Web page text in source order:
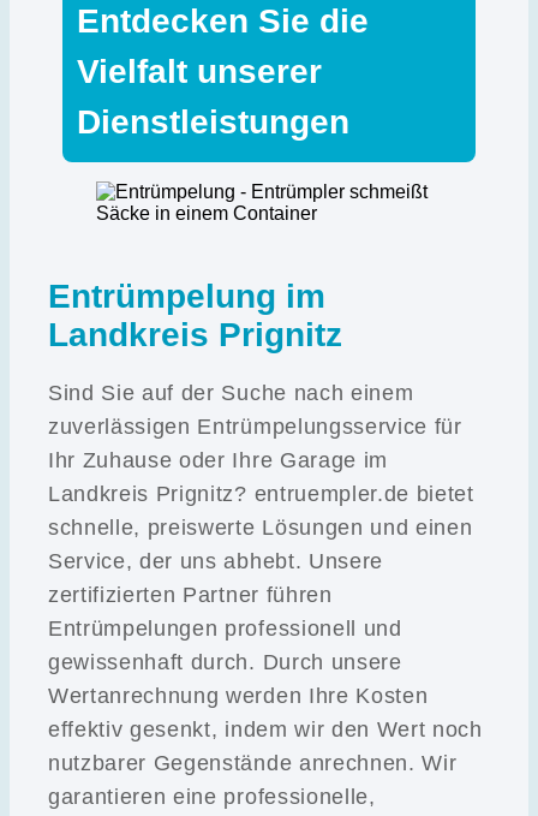
Entdecken Sie die
Vielfalt unserer
Dienstleistungen
Entrümpelung im
Landkreis Prignitz
Sind Sie auf der Suche nach einem
zuverlässigen Entrümpelungsservice für
Ihr Zuhause oder Ihre Garage im
Landkreis Prignitz? entruempler.de bietet
schnelle, preiswerte Lösungen und einen
Service, der uns abhebt. Unsere
zertifizierten Partner führen
Entrümpelungen professionell und
gewissenhaft durch. Durch unsere
Wertanrechnung werden Ihre Kosten
effektiv gesenkt, indem wir den Wert noch
nutzbarer Gegenstände anrechnen. Wir
garantieren eine professionelle,